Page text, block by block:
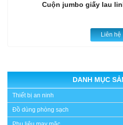
Cuộn jumbo giấy lau
Liên hệ
DANH MỤC
Thiết bị an ninh
Đồ dùng phòng sạch